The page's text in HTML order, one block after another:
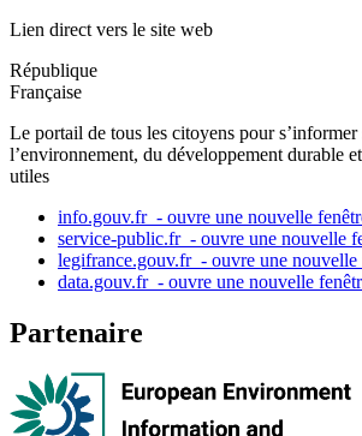
Lien direct vers le site web
République
Française
Le portail de tous les citoyens pour s’informer
l’environnement, du développement durable
utiles
info.gouv.fr - ouvre une nouvelle
service-public.fr - ouvre une nouvelle
legifrance.gouv.fr - ouvre une nouvelle
data.gouv.fr - ouvre une nouvelle
Partenaire